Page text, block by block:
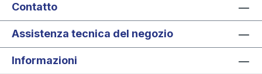
Contatto
Assistenza tecnica del negozio
Informazioni